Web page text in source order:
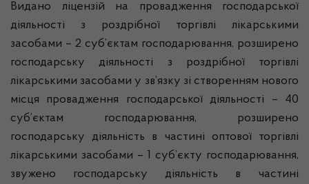
Видано ліцензій на провадження господарської
діяльності з роздрібної торгівлі лікарськими
засобами – 2 суб’єктам господарювання, розширено
господарську діяльності з роздрібної торгівлі
лікарськими засобами у зв’язку зі створенням нового
місця провадження господарської діяльності – 40
суб’єктам господарювання, розширено
господарську діяльність в частині оптової торгівлі
лікарськими засобами – 1 суб’єкту господарювання,
звужено господарську діяльність в частині